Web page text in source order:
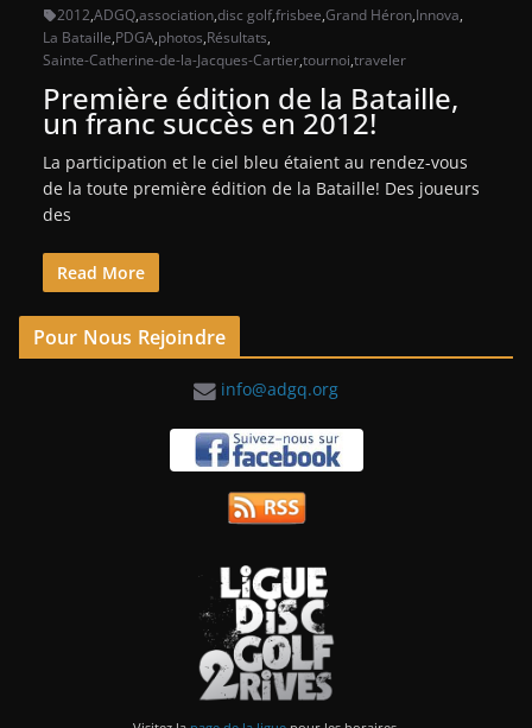
2012,ADGQ,association,disc golf,frisbee,Grand Héron,Innova,
La Bataille,PDGA,photos,Résultats,
Sainte-Catherine-de-la-Jacques-Cartier,tournoi,traveler
Première édition de la Bataille,
un franc succès en 2012!
La participation et le ciel bleu étaient au rendez-vous
de la toute première édition de la Bataille! Des joueurs
des
Read More
Pour Nous Rejoindre
info@adgq.org